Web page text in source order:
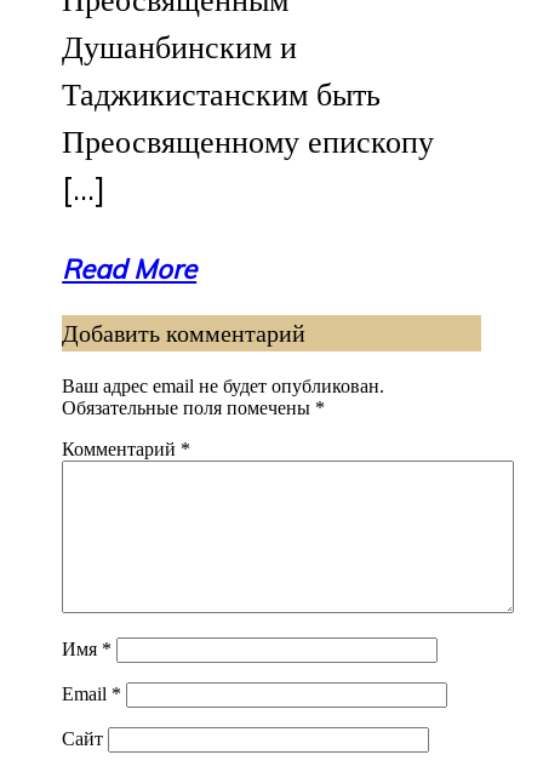
Душанбинским и
Таджикистанским быть
Преосвященному епископу
[…]
Read More
Добавить комментарий
Ваш адрес email не будет опубликован.
Обязательные поля помечены *
Комментарий *
Имя *
Email *
Сайт